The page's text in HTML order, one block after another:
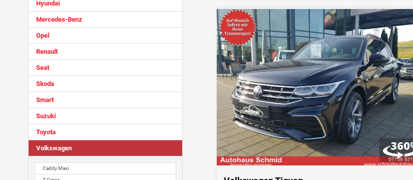
Hyundai
Mercedes-Benz
Opel
Renault
Seat
Skoda
Smart
Suzuki
Toyota
Volkswagen
Caddy Maxi